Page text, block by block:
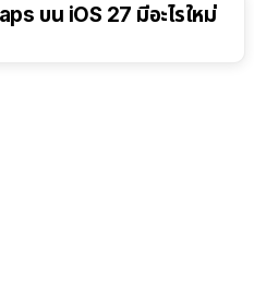
บน iOS 27 มีอะไรใหม่